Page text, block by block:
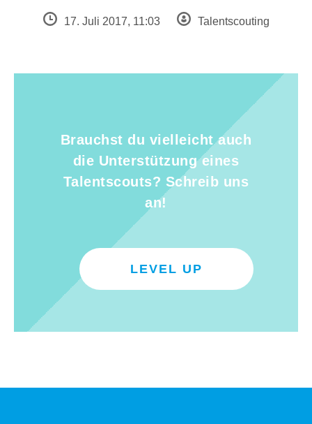
17. Juli 2017, 11:03 Talentscouting
Brauchst du vielleicht auch
die Unterstützung eines
Talentscouts? Schreib uns
an!
LEVEL UP